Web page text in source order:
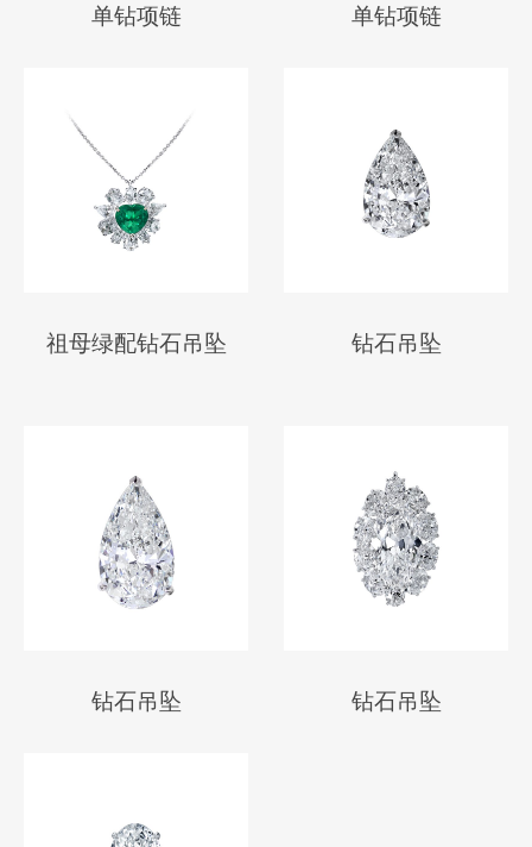
单钻项链 单钻项链
祖母绿配钻石吊坠 钻石吊坠
钻石吊坠 钻石吊坠